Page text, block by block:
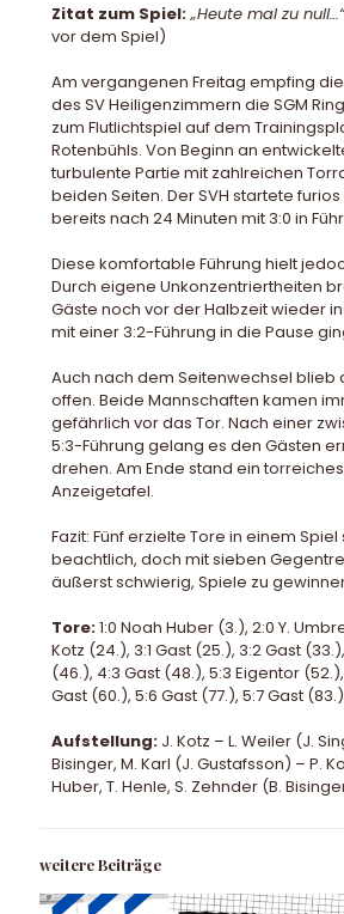
Zitat zum Spiel:„Heute mal zu null…“
vor dem Spiel)
Am vergangenen Freitag empfing
des SV Heiligenzimmern die SGM
zum Flutlichtspiel auf dem
Rotenbühls. Von Beginn an
turbulente Partie mit zahlreichen
beiden Seiten. Der SVH startete
bereits nach 24 Minuten mit 3:0 in
Diese komfortable Führung hielt
Durch eigene Unkonzentriertheiten
Gäste noch vor der Halbzeit wieder
mit einer 3:2-Führung in die Pause
Auch nach dem Seitenwechsel blieb
offen. Beide Mannschaften kamen
gefährlich vor das Tor. Nach einer
5:3-Führung gelang es den Gästen
drehen. Am Ende stand ein
Anzeigetafel.
Fazit: Fünf erzielte Tore in einem
beachtlich, doch mit sieben
äußerst schwierig, Spiele zu
Tore:1:0 Noah Huber (3.), 2:0 Y.
Kotz (24.), 3:1 Gast (25.), 3:2 Gast
(46.), 4:3 Gast (48.), 5:3 Eigentor
Gast (60.), 5:6 Gast (77.), 5:7 Gast (83.)
Aufstellung: J. Kotz – L. Weiler (J.
Bisinger, M. Karl (J. Gustafsson) – P.
Huber, T. Henle, S. Zehnder (B.
weitere Beiträge